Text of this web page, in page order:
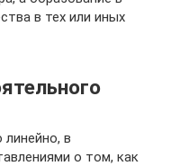
в тех или иных
в
о том, как